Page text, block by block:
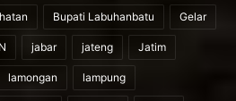
Bupati Labuhanbatu Gelar
jabar jateng Jatim
lamongan lampung